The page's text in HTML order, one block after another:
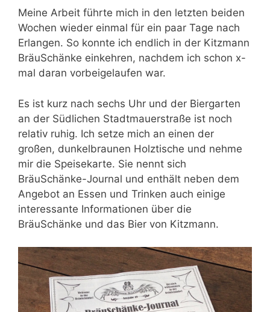
Meine Arbeit führte mich in den letzten beiden
Wochen wieder einmal für ein paar Tage nach
Erlangen. So konnte ich endlich in der Kitzmann
BräuSchänke einkehren, nachdem ich schon x-
mal daran vorbeigelaufen war.
Es ist kurz nach sechs Uhr und der Biergarten
an der Südlichen Stadtmauerstraße ist noch
relativ ruhig. Ich setze mich an einen der
großen, dunkelbraunen Holztische und nehme
mir die Speisekarte. Sie nennt sich
BräuSchänke-Journal und enthält neben dem
Angebot an Essen und Trinken auch einige
interessante Informationen über die
BräuSchänke und das Bier von Kitzmann.